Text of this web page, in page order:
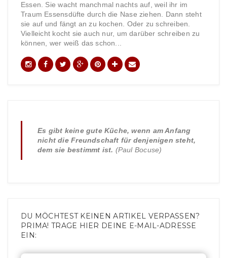
Essen. Sie wacht manchmal nachts auf, weil ihr im
Traum Essensdüfte durch die Nase ziehen. Dann steht
sie auf und fängt an zu kochen. Oder zu schreiben.
Vielleicht kocht sie auch nur, um darüber schreiben zu
können, wer weiß das schon...
Es gibt keine gute Küche, wenn am Anfang
nicht die Freundschaft für denjenigen steht,
dem sie bestimmt ist. (Paul Bocuse)
DU MÖCHTEST KEINEN ARTIKEL VERPASSEN?
PRIMA! TRAGE HIER DEINE E-MAIL-ADRESSE
EIN: